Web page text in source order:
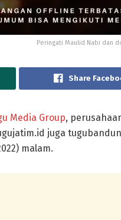
Peringati Maulid Nabi dan
Share
Media Group,
juga
malam.